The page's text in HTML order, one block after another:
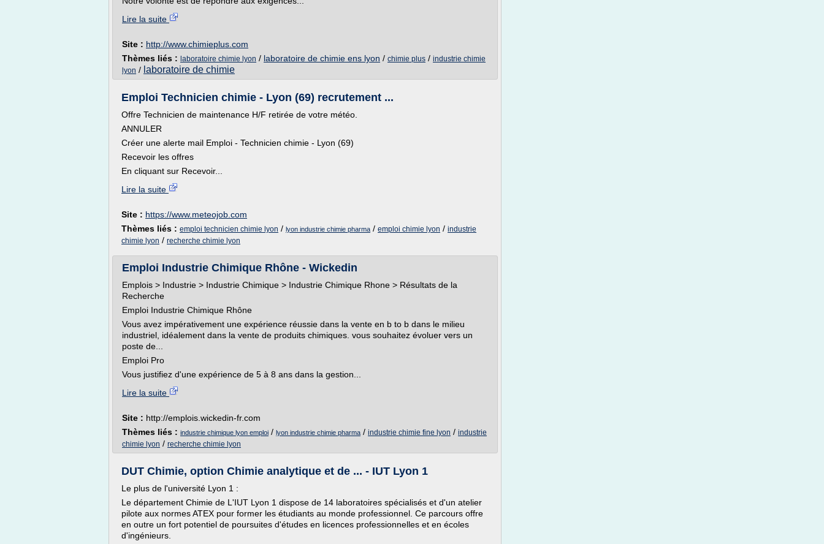
Lire la suite
Site : http://www.chimieplus.com
Thèmes liés : laboratoire chimie lyon / laboratoire de chimie ens lyon / chimie plus / industrie chimie
lyon / laboratoire de chimie
Emploi Technicien chimie - Lyon (69) recrutement ...
Offre Technicien de maintenance H/F retirée de votre météo.
ANNULER
Créer une alerte mail Emploi - Technicien chimie - Lyon (69)
Recevoir les offres
En cliquant sur Recevoir...
Lire la suite
Site : https://www.meteojob.com
Thèmes liés : emploi technicien chimie lyon / lyon industrie chimie pharma / emploi chimie lyon / industrie
chimie lyon / recherche chimie lyon
Emploi Industrie Chimique Rhône - Wickedin
Emplois > Industrie > Industrie Chimique > Industrie Chimique Rhone > Résultats de la
Recherche
Emploi Industrie Chimique Rhône
Vous avez impérativement une expérience réussie dans la vente en b to b dans le milieu
industriel, idéalement dans la vente de produits chimiques. vous souhaitez évoluer vers un
poste de...
Emploi Pro
Vous justifiez d'une expérience de 5 à 8 ans dans la gestion...
Lire la suite
Site : http://emplois.wickedin-fr.com
Thèmes liés : industrie chimique lyon emploi / lyon industrie chimie pharma / industrie chimie fine lyon / industrie
chimie lyon / recherche chimie lyon
DUT Chimie, option Chimie analytique et de ... - IUT Lyon 1
Le plus de l'université Lyon 1 :
Le département Chimie de L'IUT Lyon 1 dispose de 14 laboratoires spécialisés et d'un atelier
pilote aux normes ATEX pour former les étudiants au monde professionnel. Ce parcours offre
en outre un fort potentiel de poursuites d'études en licences professionnelles et en écoles
d'ingénieurs.